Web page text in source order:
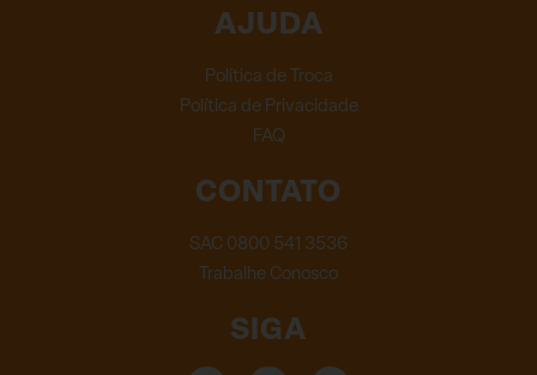
AJUDA
Política de Troca
Política de Privacidade
FAQ
CONTATO
SAC 0800 541 3536
Trabalhe Conosco
SIGA